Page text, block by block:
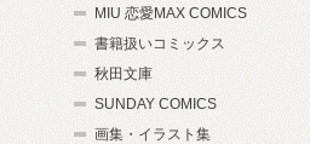
MIU 恋愛MAX COMICS
書籍扱いコミックス
秋田文庫
SUNDAY COMICS
画集・イラスト集